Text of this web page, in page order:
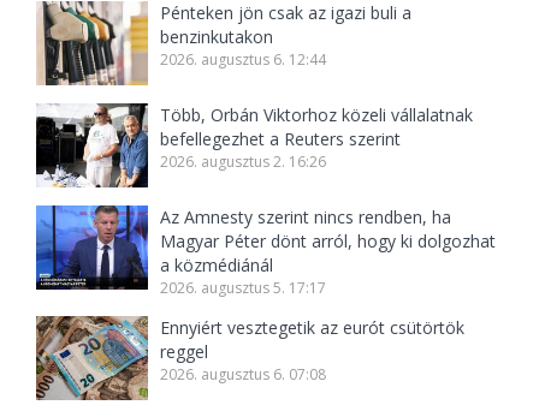
Pénteken jön csak az igazi buli a
benzinkutakon
2026. augusztus 6. 12:44
Több, Orbán Viktorhoz közeli vállalatnak
befellegezhet a Reuters szerint
2026. augusztus 2. 16:26
Az Amnesty szerint nincs rendben, ha
Magyar Péter dönt arról, hogy ki dolgozhat
a közmédiánál
2026. augusztus 5. 17:17
Ennyiért vesztegetik az eurót csütörtök
reggel
2026. augusztus 6. 07:08